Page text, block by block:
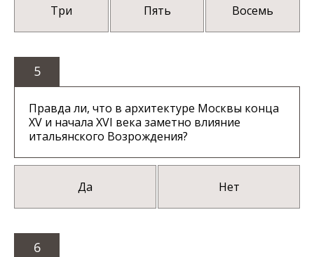
Три Пять Восемь
5
Правда ли, что в архитектуре Москвы конца
XV и начала XVI века заметно влияние
итальянского Возрождения?
Да Нет
6